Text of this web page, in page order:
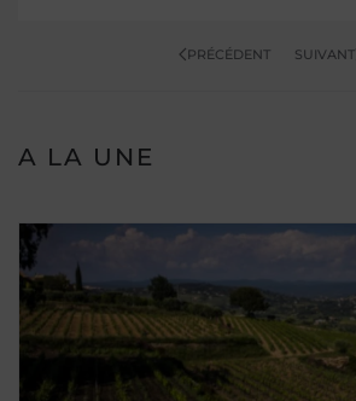
PRÉCÉDENT SUIVANT
A LA UNE